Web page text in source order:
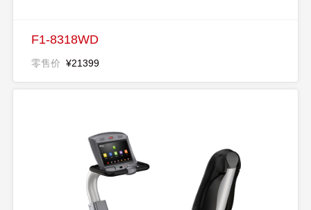
F1-8318WD
零售价 ¥21399